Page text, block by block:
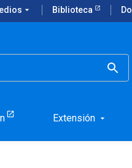
arrow_drop_down Biblioteca
Extensión arrow_drop_down
llega a